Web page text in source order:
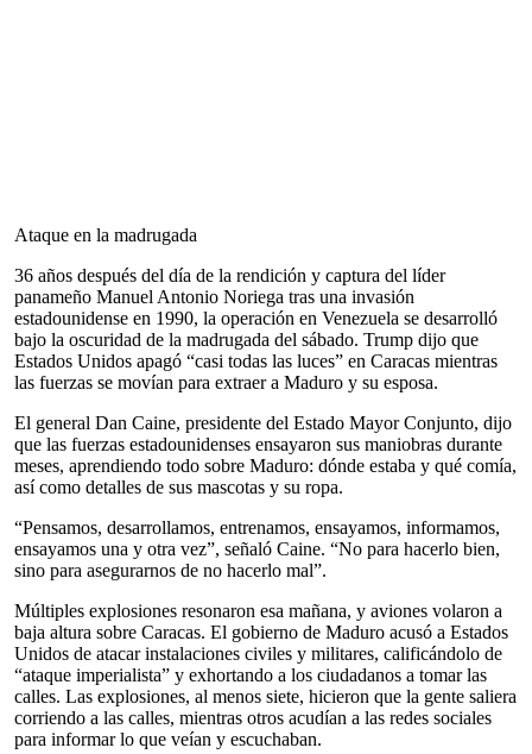
Ataque en la madrugada
36 años después del día de la rendición y captura del líder
panameño Manuel Antonio Noriega tras una invasión
estadounidense en 1990, la operación en Venezuela se desarrolló
bajo la oscuridad de la madrugada del sábado. Trump dijo que
Estados Unidos apagó “casi todas las luces” en Caracas mientras
las fuerzas se movían para extraer a Maduro y su esposa.
El general Dan Caine, presidente del Estado Mayor Conjunto, dijo
que las fuerzas estadounidenses ensayaron sus maniobras durante
meses, aprendiendo todo sobre Maduro: dónde estaba y qué comía,
así como detalles de sus mascotas y su ropa.
“Pensamos, desarrollamos, entrenamos, ensayamos, informamos,
ensayamos una y otra vez”, señaló Caine. “No para hacerlo bien,
sino para asegurarnos de no hacerlo mal”.
Múltiples explosiones resonaron esa mañana, y aviones volaron a
baja altura sobre Caracas. El gobierno de Maduro acusó a Estados
Unidos de atacar instalaciones civiles y militares, calificándolo de
“ataque imperialista” y exhortando a los ciudadanos a tomar las
calles. Las explosiones, al menos siete, hicieron que la gente saliera
corriendo a las calles, mientras otros acudían a las redes sociales
para informar lo que veían y escuchaban.